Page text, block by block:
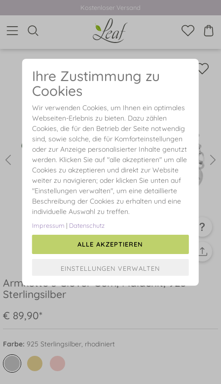
Kostenloser Versand
Armkette 3 Clover Gem, Malachit, 925
Sterlingsilber
€ 89,90*
Farbe: 925 Sterlingsilber, rhodiniert
Ihre Zustimmung zu
Cookies
Wir verwenden Cookies, um Ihnen ein optimales
Webseiten-Erlebnis zu bieten. Dazu zählen
Cookies, die für den Betrieb der Seite notwendig
sind, sowie solche, die für Komforteinstellungen
oder zur Anzeige personalisierter Inhalte genutzt
werden. Klicken Sie auf "alle akzeptieren" um alle
Cookies zu akzeptieren und direkt zur Website
weiter zu navigieren; oder klicken Sie unten auf
"Einstellungen verwalten", um eine detaillierte
Beschreibung der Cookies zu erhalten und eine
individuelle Auswahl zu treffen.
Impressum | Datenschutz
ALLE AKZEPTIEREN